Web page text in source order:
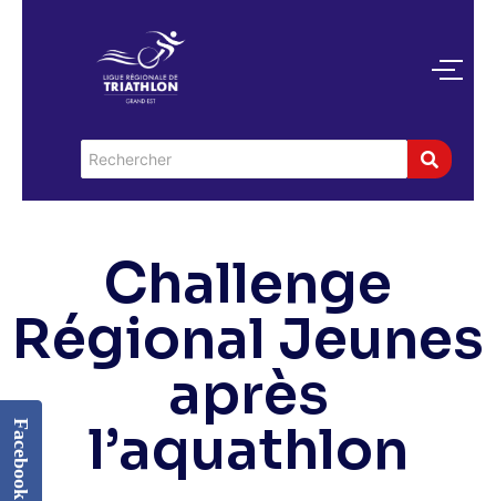
Challenge
Régional Jeunes
après
l’aquathlon
Facebook